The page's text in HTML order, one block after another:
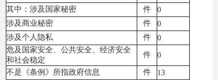
其中：涉及国家秘密
件
0
涉及商业秘密
件
0
涉及个人隐私
件
0
危及国家安全、公共安全、经济安全
和社会稳定
件 0
不是《条例》所指政府信息 件
13